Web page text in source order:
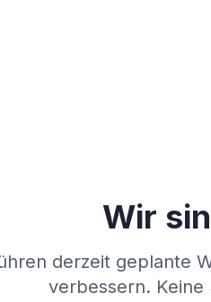
Wir
derzeit geplante
verbessern. Keine